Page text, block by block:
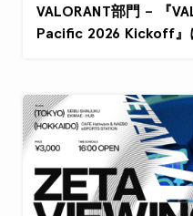
VALORANT部門 – 『
Pacific 2026 Kickoff』